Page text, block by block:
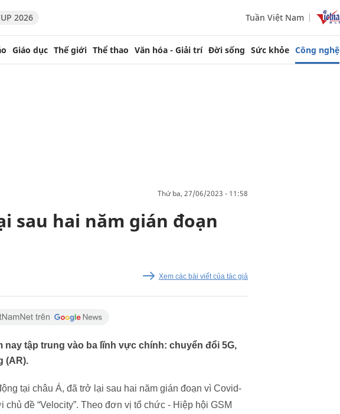
2026 Tuần Việt Nam
Giáo dục Thế giới Thể thao Văn hóa - Giải trí Đời sống Sức khỏe Công nghệ
thứ ba, 27/06/2023 - 11:58
sau hai năm gián đoạn
Xem các bài viết của tác giả
nay tập trung vào ba lĩnh vực chính: chuyển đổi 5G,
(AR).
tại châu Á, đã trở lại sau hai năm gián đoạn vì Covid-
đề “Velocity”. Theo đơn vị tổ chức - Hiệp hội GSM